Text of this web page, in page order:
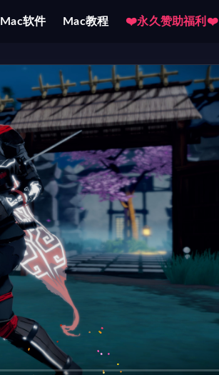
Mac软件 Mac教程 ❤️永久赞助福利❤️